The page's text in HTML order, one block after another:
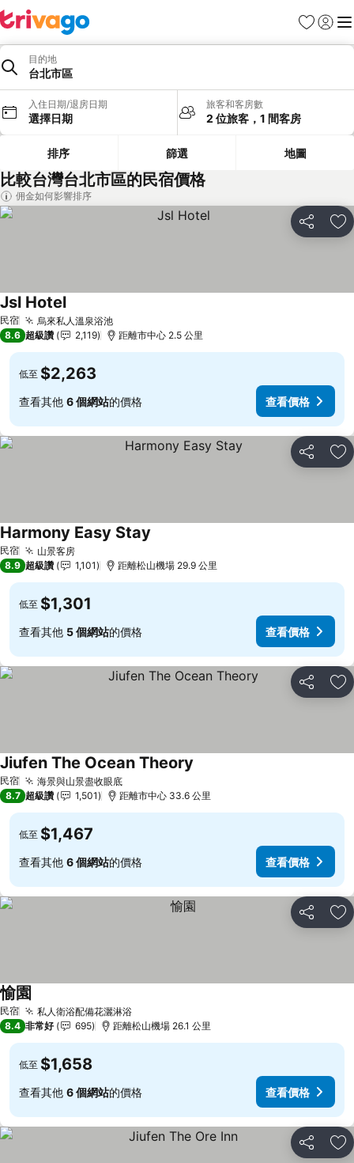
我的最愛
登入 選
目的地
台北市區
入住日期/退房日期
選擇日期
旅客和客房數
2 位旅客，1 間客房
排序 篩選 地圖
比較台灣台北市區的民宿價格
佣金如何影響排序
分享 加
民宿 烏來私人溫泉浴池查看價格
Jsl Hotel查看價格
8.6 超級讚 2,119 距離市中心 2.5 公里
低至 $2,263
查看其他 6 個網站的價格 查看價格
分享 加
民宿 山景客房查看價格
Harmony Easy Stay
8.9 超級讚 1,101 距離松山機場 29.9 公里
低至 $1,301
查看其他 5 個網站的價格 查看價格
分享 加
民宿 海景與山景盡收眼底查看價格
Jiufen The Ocean Theory
8.7 超級讚 1,501 距離市中心 33.6 公里
低至 $1,467
查看其他 6 個網站的價格 查看價格
分享 加
民宿 私人衛浴配備花灑淋浴查看價格
愉園
8.4 非常好 695 距離松山機場 26.1 公里
低至 $1,658
查看其他 6 個網站的價格 查看價格
分享 加